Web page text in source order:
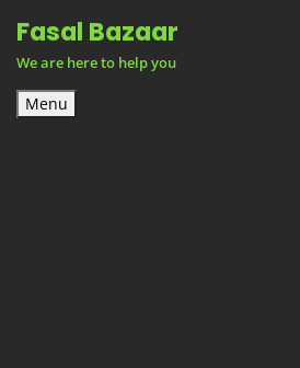
content
Fasal Bazaar
We are here to help you
Menu